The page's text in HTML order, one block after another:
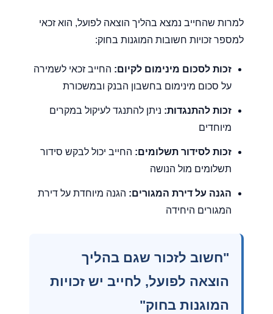
למרות שהחייב נמצא בהליך הוצאה לפועל, הוא זכאי
למספר זכויות חשובות המוגנות בחוק:
זכות לסכום מינימום לקיום: החייב זכאי לשמירה
על סכום מינימום בחשבון הבנק ובמשכורת
זכות להתנגדות: ניתן להתנגד לעיקול במקרים
מיוחדים
זכות לסידור תשלומים: החייב יכול לבקש סידור
תשלומים מול הנושה
הגנה על דירת המגורים: הגנה מיוחדת על דירת
המגורים היחידה
"חשוב לזכור שגם בהליך
הוצאה לפועל, לחייב יש זכויות
המוגנות בחוק"